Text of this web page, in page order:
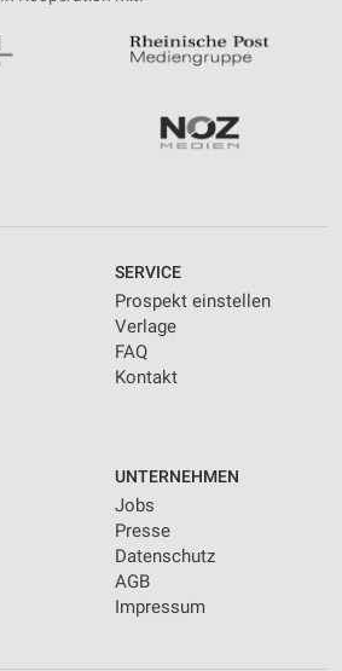
SERVICE
Prospekt einstellen
Verlage
FAQ
Kontakt
UNTERNEHMEN
Jobs
Presse
Datenschutz
AGB
Impressum